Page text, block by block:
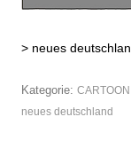
> neues
Kategorie:
neues deutschland